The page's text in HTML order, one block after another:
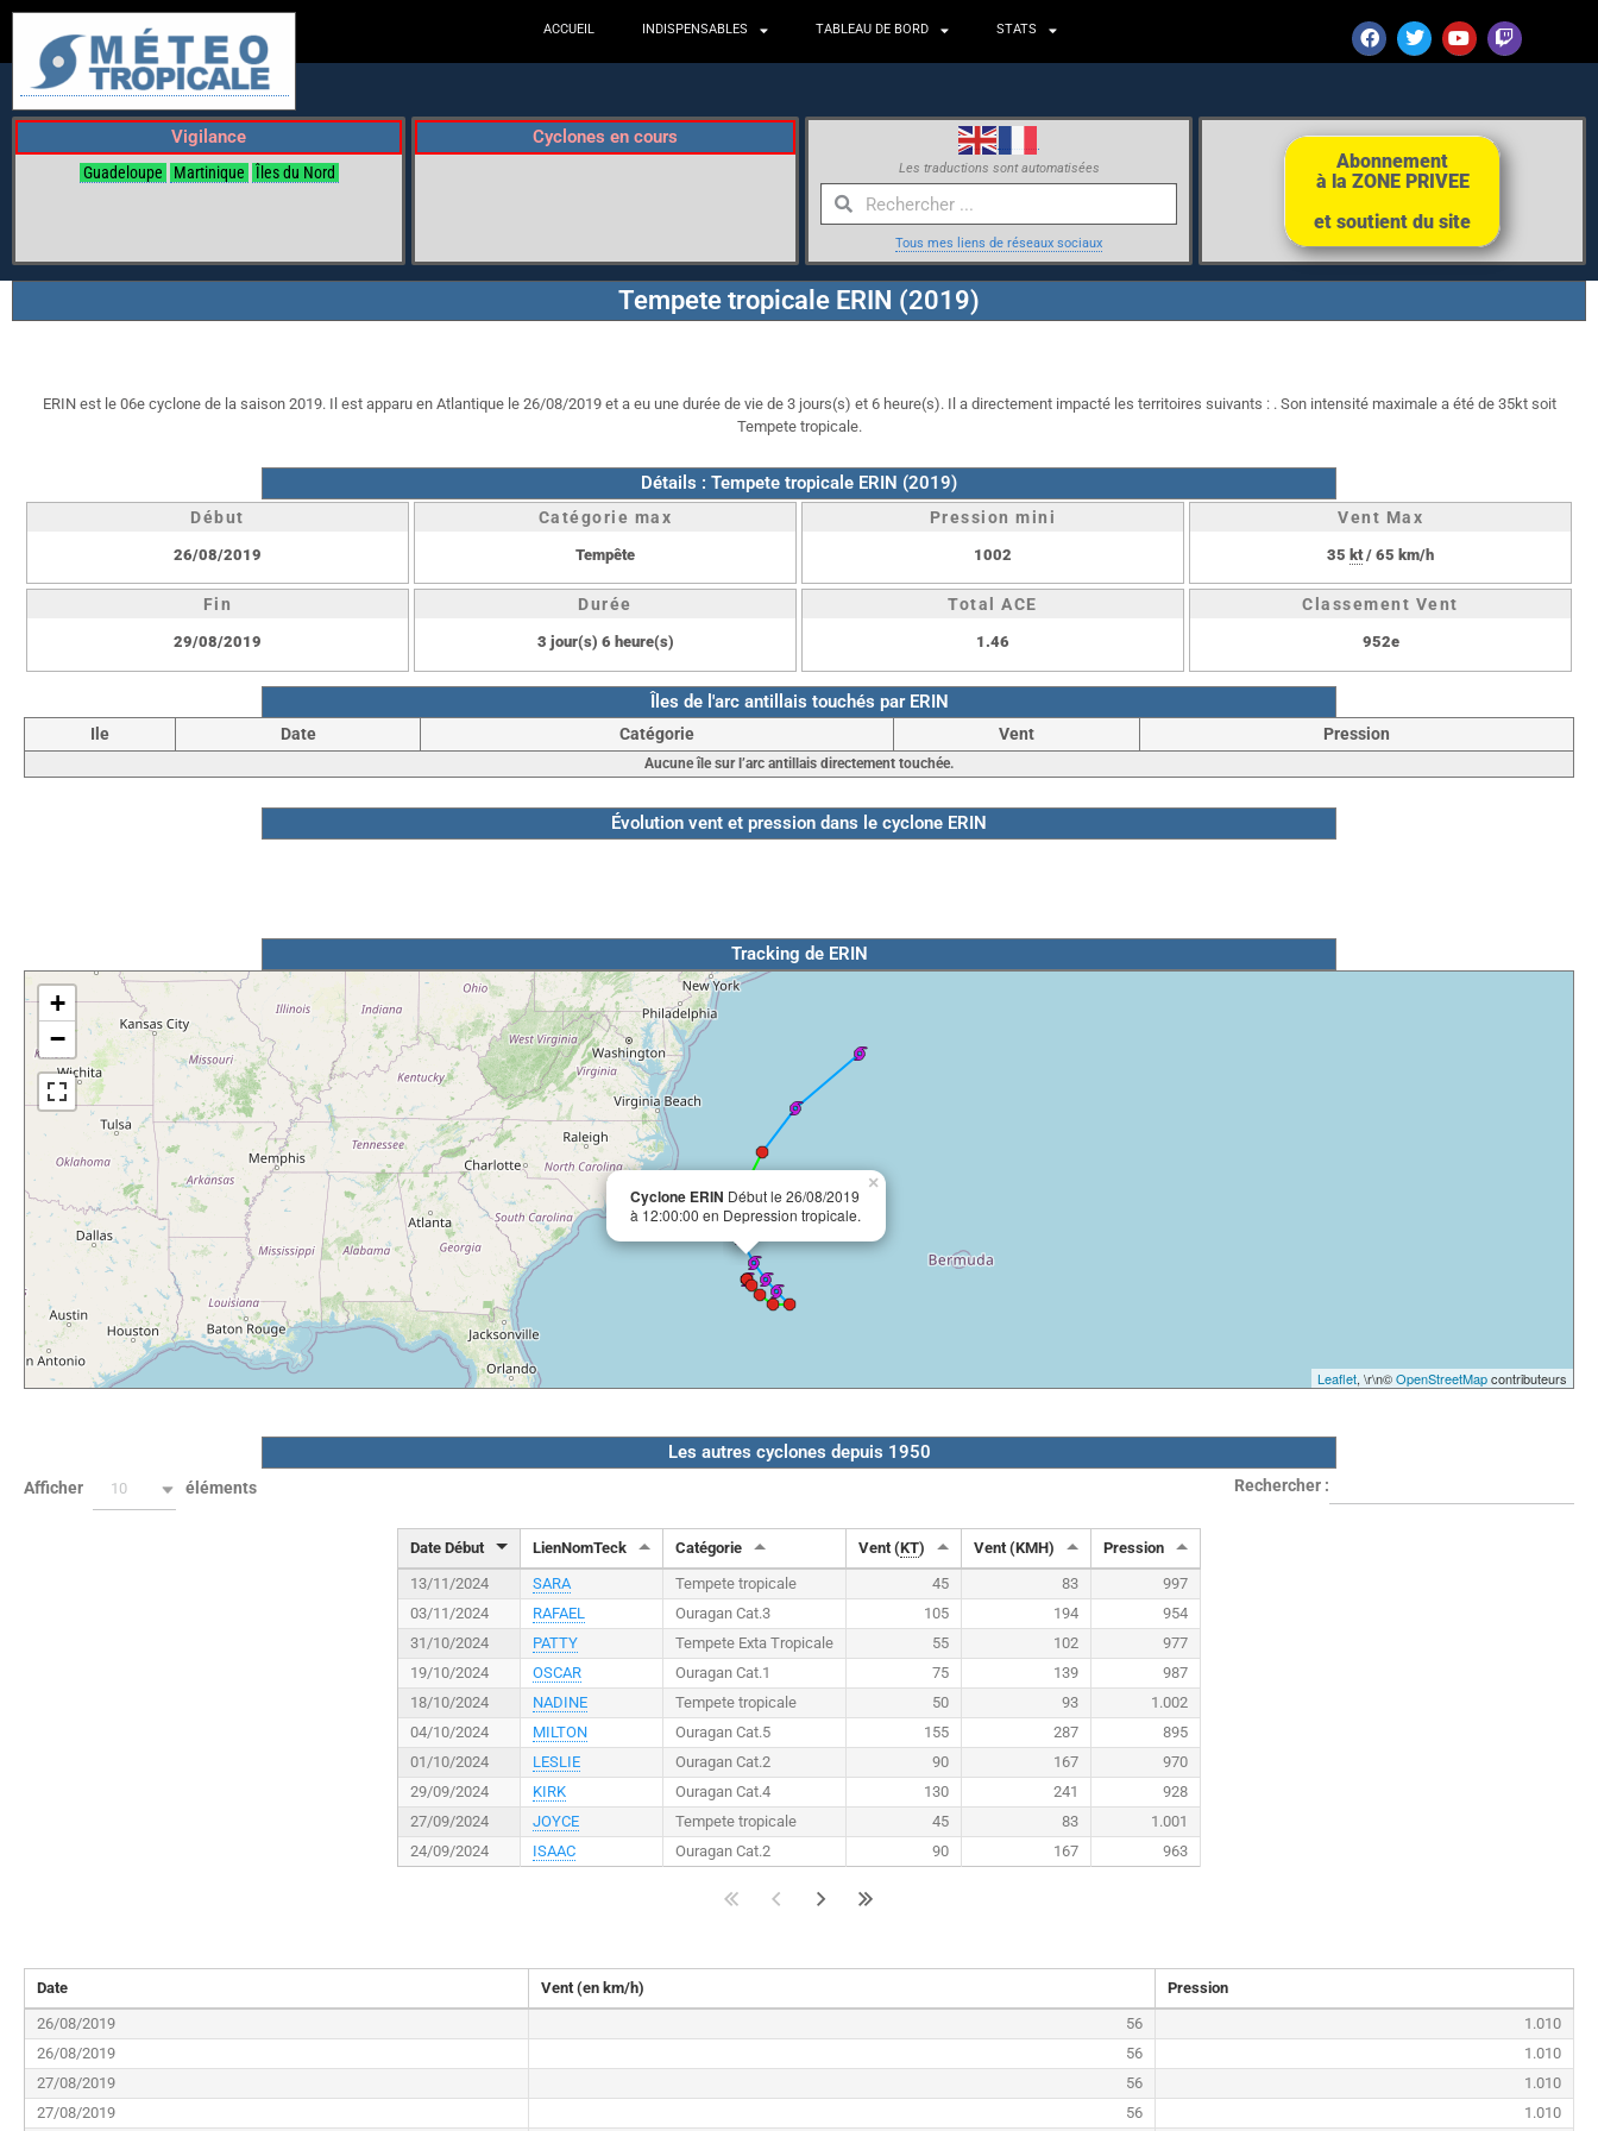
ACCUEIL INDISPENSABLES TABLEAU DE BORD STATS
Vigilance
Guadeloupe Martinique Îles du Nord
Cyclones en cours
Les traductions sont automatisées
Tous mes liens de réseaux sociaux
Abonnement
à la ZONE PRIVEE
et soutient du site
Tempete tropicale ERIN (2019)
ERIN est le 06e cyclone de la saison 2019. Il est apparu en Atlantique le 26/08/2019 et a eu une durée de vie de 3 jours(s) et 6 heure(s). Il a directement impacté les territoires suivants : . Son intensité maximale a été de 35kt soit
Tempete tropicale.
Détails : Tempete tropicale ERIN (2019)
Début
26/08/2019
Catégorie max
Tempête
Pression mini
1002
Vent Max
35 kt/ 65 km/h
Fin
29/08/2019
Durée
3 jour(s) 6 heure(s)
Total ACE
1.46
Classement Vent
952e
Îles de l'arc antillais touchés par ERIN
Ile Date Catégorie Vent Pression
Aucune île sur l’arc antillais directement touchée.
Évolution vent et pression dans le cyclone ERIN
Tracking de ERIN
Cyclone ERIN Début le 26/08/2019
à 12:00:00 en Depression tropicale.
×
+
−
Leaflet, \r\n©OpenStreetMapcontributeurs
Les autres cyclones depuis 1950
Afficher 10 éléments Rechercher :
Date Début LienNomTeck Catégorie Vent (KT) Vent (KMH)
Pression
13/11/2024
SARA Tempete tropicale 45 83
997
03/11/2024
RAFAEL Ouragan Cat.3 105 194
954
31/10/2024
PATTY Tempete Exta Tropicale 55 102
977
19/10/2024
OSCAR Ouragan Cat.1 75 139
987
18/10/2024
NADINE Tempete tropicale 50 93
1.002
04/10/2024
MILTON Ouragan Cat.5 155 287
895
01/10/2024
LESLIE Ouragan Cat.2 90 167
970
29/09/2024
KIRK Ouragan Cat.4 130 241
928
27/09/2024
JOYCE Tempete tropicale 45 83
1.001
24/09/2024
ISAAC Ouragan Cat.2 90 167 963
Date Vent (en km/h)
Pression
26/08/2019
56
1.010
26/08/2019
56
1.010
27/08/2019
56
1.010
27/08/2019
56
1.010